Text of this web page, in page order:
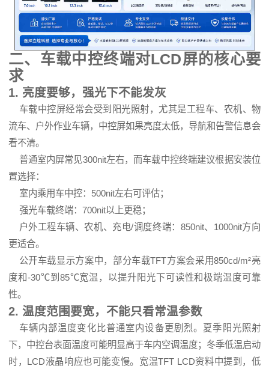
二、车载中控终端对LCD屏的核心要
求
1. 亮度要够，强光下不能发灰
车载中控屏经常会受到阳光照射，尤其是工程车、农机、物
流车、户外作业车辆，中控屏如果亮度太低，导航和告警信息会
看不清。
普通室内屏常见300nit左右，而车载中控终端建议根据安装位
置选择：
室内乘用车中控：500nit左右可评估；
强光车载终端：700nit以上更稳；
户外工程车辆、农机、充电/调度终端：850nit、1000nit方向
更适合。
公开车载显示方案中，部分车载TFT方案会采用850cd/m²亮
度和-30℃到85℃宽温，以提升阳光下可读性和极端温度可靠
性。
2. 温度范围要宽，不能只看常温参数
车辆内部温度变化比普通室内设备更剧烈。夏季阳光照射
下，中控台表面温度可能明显高于车内空调温度；冬季低温启动
时，LCD液晶响应也可能变慢。宽温TFT LCD资料中提到，低